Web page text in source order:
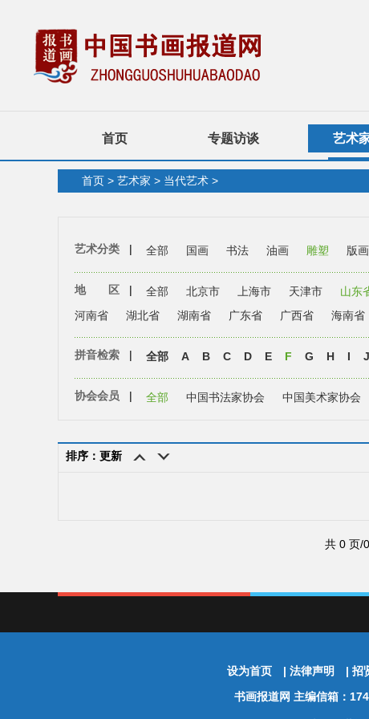
首页 专题访谈 艺术
首页 > 艺术家 > 当代艺术 >
艺术分类 | 全部 国画 书法 油画 雕塑 版画
地 区 | 全部 北京市 上海市 天津市 山东
河南省
湖北省 湖南省 广东省 广西省 海南省
拼音检索 | 全部 A B C D E F G H I J
协会会员 | 全部 中国书法家协会 中国美术家协会
排序：更新
共 0 页/
设为首页 | 法律声明 | 招
书画报道网 主编信箱：